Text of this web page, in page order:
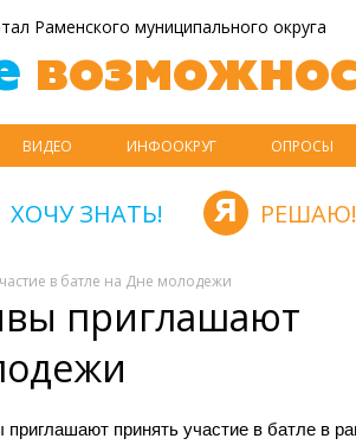
Раменского муниципального округа
ВИДЕО ИНФООКРУГ ОПРОСЫ
ХОЧУ ЗНАТЬ! РЕШАЮ!
в батле на Дне молодежи
приглашают
принять участие в батле в